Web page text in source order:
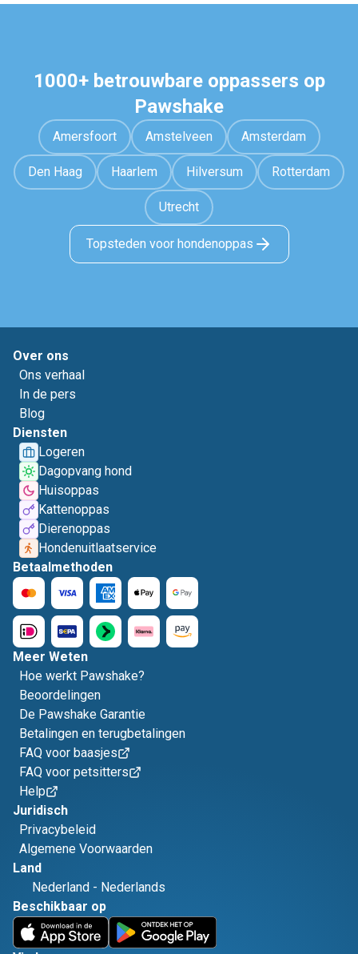
1000+ betrouwbare oppassers op
Pawshake
Amersfoort Amstelveen Amsterdam
Den Haag Haarlem Hilversum Rotterdam
Utrecht
Topsteden voor hondenoppas
Over ons
Ons verhaal
In de pers
Blog
Diensten
Logeren
Dagopvang hond
Huisoppas
Kattenoppas
Dierenoppas
Hondenuitlaatservice
Betaalmethoden
Meer Weten
Hoe werkt Pawshake?
Beoordelingen
De Pawshake Garantie
Betalingen en terugbetalingen
FAQ voor baasjes
FAQ voor petsitters
Help
Juridisch
Privacybeleid
Algemene Voorwaarden
Land
Nederland - Nederlands
Beschikbaar op